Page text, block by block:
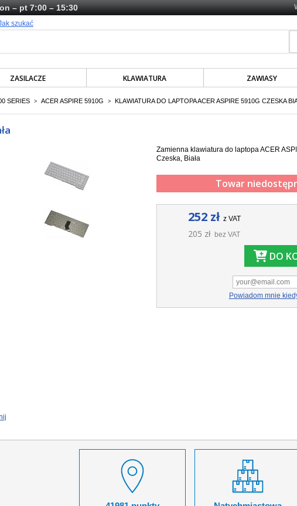
– pt 7:00 – 15:30
szukać
ZASILACZE KLAWIATURA ZAWIASY
SERIES > ACER ASPIRE 5910G > KLAWIATURA DO LAPTOPA ACER ASPIRE 5910G CZESKA
Zamienna klawiatura do laptopa ACER
Czeska, Biała
Towar
252 zł z VAT
205 zł bez VAT
DO
Powiadom mnie